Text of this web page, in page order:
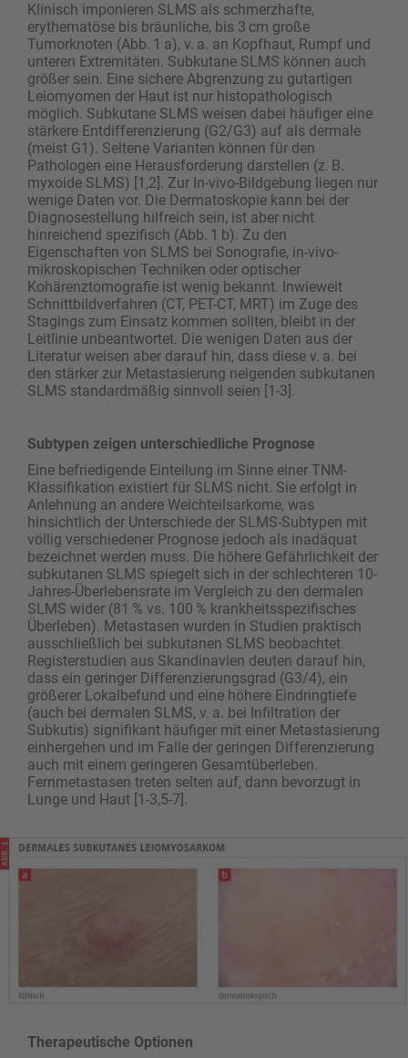
Klinisch imponieren SLMS als schmerzhafte,
erythematöse bis bräunliche, bis 3 cm große
Tumorknoten (Abb. 1 a), v. a. an Kopfhaut, Rumpf und
unteren Extremitäten. Subkutane SLMS können auch
größer sein. Eine sichere Abgrenzung zu gutartigen
Leiomyomen der Haut ist nur histopathologisch
möglich. Subkutane SLMS weisen dabei häufiger eine
stärkere Entdifferenzierung (G2/G3) auf als dermale
(meist G1). Seltene Varianten können für den
Pathologen eine Herausforderung darstellen (z. B.
myxoide SLMS) [1,2]. Zur In-vivo-Bildgebung liegen nur
wenige Daten vor. Die Dermatoskopie kann bei der
Diagnosestellung hilfreich sein, ist aber nicht
hinreichend spezifisch (Abb. 1 b). Zu den
Eigenschaften von SLMS bei ­Sonografie, in-vivo-
mikroskopischen Techniken oder optischer
Kohärenztomografie ist wenig bekannt. ­Inwieweit
Schnittbildverfahren (CT, PET-CT, MRT) im Zuge des
Stagings zum Einsatz kommen sollten, bleibt in der
Leitlinie unbeantwortet. Die wenigen Daten aus der
Literatur weisen aber darauf hin, dass diese v. a. bei
den stärker zur Metastasierung neigenden subkutanen
SLMS standardmäßig sinnvoll seien [1-3].
Subtypen zeigen unterschiedliche Prognose
Eine befriedigende Einteilung im Sinne einer TNM-
Klassifikation existiert für SLMS nicht. Sie erfolgt in
Anlehnung an andere Weichteilsarkome, was
hinsichtlich der Unterschiede der SLMS-Subtypen mit
völlig verschiedener Prognose jedoch als inadäquat
bezeichnet werden muss. Die höhere Gefährlichkeit der
subkutanen SLMS spiegelt sich in der schlechteren 10-
Jahres-Überlebensrate im Vergleich zu den dermalen
SLMS wider (81 % vs. 100 % krankheitsspezifisches
Überleben). Metastasen wurden in Studien praktisch
ausschließlich bei subkutanen SLMS beobachtet.
Registerstudien aus Skandinavien deuten darauf hin,
dass ein geringer Differenzierungsgrad (G3/4), ein
größerer Lokalbefund und eine höhere Eindringtiefe
(auch bei dermalen SLMS, v. a. bei Infiltration der
Subkutis) signifikant häufiger mit einer Metastasierung
einhergehen und im Falle der geringen Differenzierung
auch mit einem geringeren Gesamtüberleben.
Fernmetastasen treten selten auf, dann bevorzugt in
Lunge und Haut [1-3,5-7].
Therapeutische Optionen